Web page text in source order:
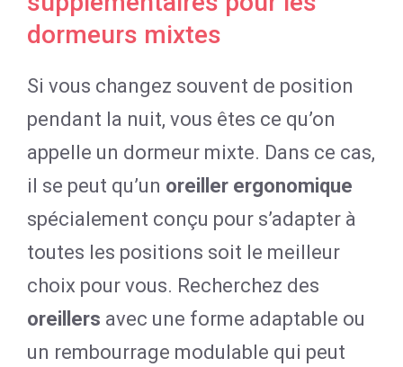
dormeurs mixtes
Si vous changez souvent de position
pendant la nuit, vous êtes ce qu’on
appelle un dormeur mixte. Dans ce cas,
il se peut qu’un oreiller ergonomique
spécialement conçu pour s’adapter à
toutes les positions soit le meilleur
choix pour vous. Recherchez des
oreillers avec une forme adaptable ou
un rembourrage modulable qui peut